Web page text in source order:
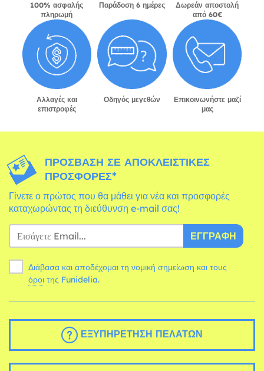
100% ασφαλής
πληρωμή
Παράδοση 6 ημέρες
Δωρεάν αποστολή
από 60€
Αλλαγές και
επιστροφές
Οδηγός μεγεθών
Επικοινωνήστε μαζί
μας
ΠΡΌΣΒΑΣΗ ΣΕ ΑΠΟΚΛΕΙΣΤΙΚΈΣ
ΠΡΟΣΦΟΡΈΣ*
Γίνετε ο πρώτος που θα μάθει για νέα και προσφορές
καταχωρώντας τη διεύθυνση e-mail σας!
ΕΓΓΡΑΦΉ
Διάβασα και αποδέχομαι τη νομική σημείωση και τους
όροι της Funidelia.
ΕΞΥΠΗΡΈΤΗΣΗ ΠΕΛΑΤΏΝ